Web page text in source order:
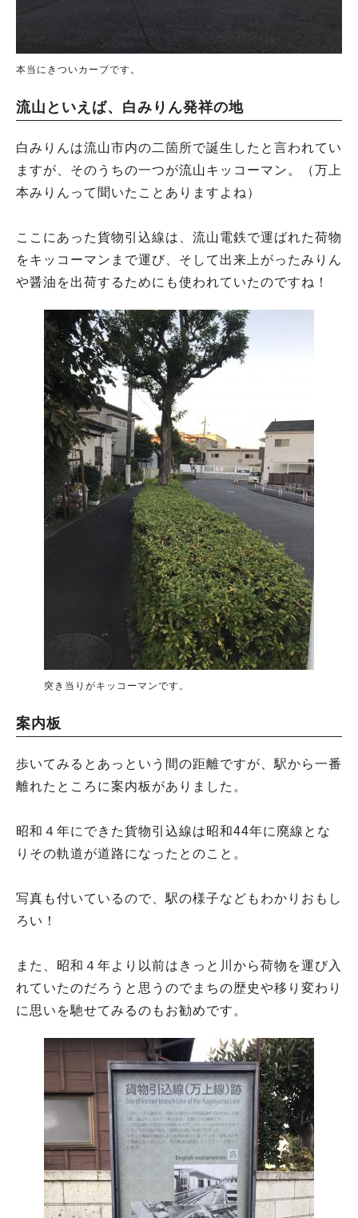
本当にきついカーブです。
流山といえば、白みりん発祥の地
白みりんは流山市内の二箇所で誕生したと言われてい
ますが、そのうちの一つが流山キッコーマン。（万上
本みりんって聞いたことありますよね）
ここにあった貨物引込線は、流山電鉄で運ばれた荷物
をキッコーマンまで運び、そして出来上がったみりん
や醤油を出荷するためにも使われていたのですね！
突き当りがキッコーマンです。
案内板
歩いてみるとあっという間の距離ですが、駅から一番
離れたところに案内板がありました。
昭和４年にできた貨物引込線は昭和44年に廃線とな
りその軌道が道路になったとのこと。
写真も付いているので、駅の様子などもわかりおもし
ろい！
また、昭和４年より以前はきっと川から荷物を運び入
れていたのだろうと思うのでまちの歴史や移り変わり
に思いを馳せてみるのもお勧めです。